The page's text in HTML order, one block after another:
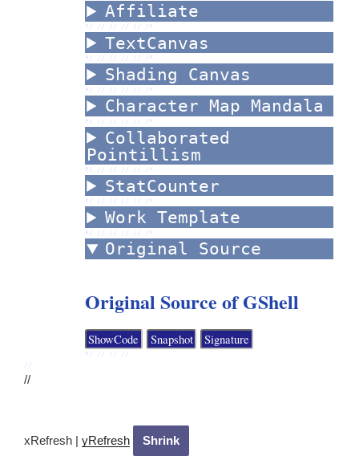
Affiliate
*/ // // // // /*
TextCanvas
*/ // // // // /*
Shading Canvas
*/ // // // // /*
Character Map Mandala
*/ // // // // /*
Collaborated
Pointillism
*/ // // // // /*
StatCounter
*/ // // // // /*
Work Template
*/ // // // // /*
Original Source
Original Source of GShell
*/ // //
//
//
//
xRefresh | yRefresh